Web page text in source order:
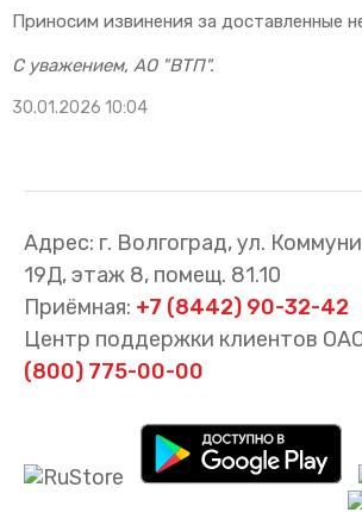
Приносим извинения за доставленные
С уважением, АО "ВТП".
30.01.2026 10:04
Адрес: г. Волгоград, ул.
19Д, этаж 8, помещ. 81.10
Приёмная: +7 (8442) 90-32-42
Центр поддержки клиентов
(800) 775-00-00